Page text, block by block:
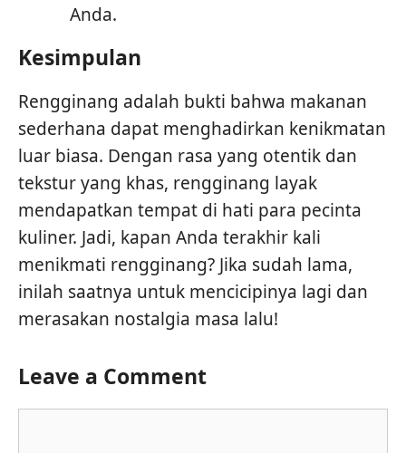
Anda.
Kesimpulan
Rengginang adalah bukti bahwa makanan
sederhana dapat menghadirkan kenikmatan
luar biasa. Dengan rasa yang otentik dan
tekstur yang khas, rengginang layak
mendapatkan tempat di hati para pecinta
kuliner. Jadi, kapan Anda terakhir kali
menikmati rengginang? Jika sudah lama,
inilah saatnya untuk mencicipinya lagi dan
merasakan nostalgia masa lalu!
Leave a Comment